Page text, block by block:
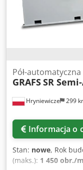
Hryniewicze 299
Pół-
GRAFSSR
Informacja o
Stan: nowe, Rok
(maks.): 1 450 obr./